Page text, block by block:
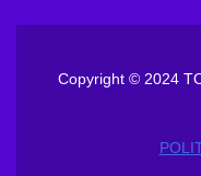
Copyright © 2024